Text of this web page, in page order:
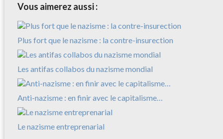
Vous aimerez aussi :
Plus fort que le nazisme : la contre-insurection
Les antifas collabos du nazisme mondial
Anti-nazisme : en finir avec le capitalisme…
Le nazisme entreprenarial